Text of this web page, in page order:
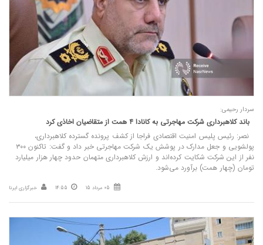
سردار رحیمی:
باند کلاهبرداری شرکت مهاجرتی به کانادا ۴ همت از متقاضیان اخاذی کرد
نصر: رئیس پلیس امنیت اقتصادی فراجا از کشف پرونده گسترده کلاهبرداری،
پولشویی و جعل مدارک در پوشش یک شرکت مهاجرتی خبر داد و گفت: تاکنون ۳۰۰
نفر از این شرکت شکایت کرده‌اند و ارزش کلاهبرداری متهمان حدود چهار هزار میلیارد
تومان (چهار همت) برآورد می‌شود.
05 مرداد 15 14:55 خبرگزاری ایرنا